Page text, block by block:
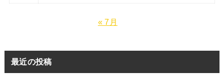
« 7月
最近の投稿